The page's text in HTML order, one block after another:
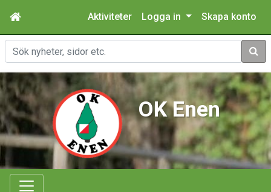
Aktiviteter Logga in Skapa konto
Sök
OK Enen